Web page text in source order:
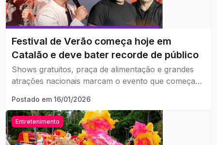
Festival de Verão começa hoje em
Catalão e deve bater recorde de público
Shows gratuitos, praça de alimentação e grandes
atrações nacionais marcam o evento que começa
Postado em 16/01/2026
Entretenimento